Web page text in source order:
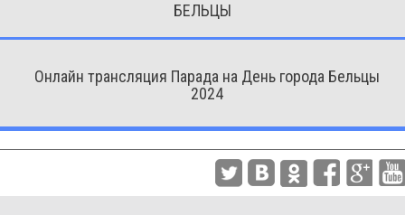
БЕЛЬЦЫ
Онлайн трансляция Парада на День города Бельцы
2024